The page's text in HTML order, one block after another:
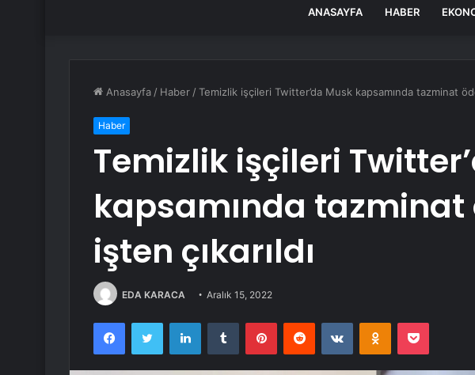
ANASAYFA HABER
Anasayfa / Haber /Temizlik işçileri Twitter’da Musk kapsamında tazminat
Haber
Temizlik işçileri
kapsamında
işten çıkarıldı
EDA KARACA Aralık 15, 2022
FacebookTwitter LinkedInTumblr PinterestReddit VKontakteOdnoklassniki
Pocket